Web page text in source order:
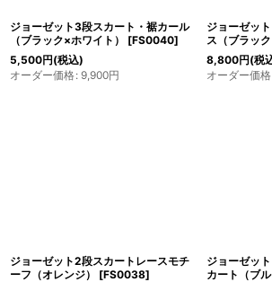
ジョーゼット3段スカート・裾カール
（ブラック×ホワイト）
[FS0040]
5,500円(税込)
オーダー価格: 9,900円
ジョーゼッ
ス（ブラック
8,800円(税
オーダー価格
ジョーゼット2段スカートレースモチ
ーフ（オレンジ）
[FS0038]
ジョーゼッ
カート（ブル